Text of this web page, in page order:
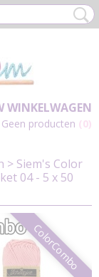
WINKELWAGEN
Geen producten (0)
> Siem's Color
04 - 5 x 50
ColorCombo